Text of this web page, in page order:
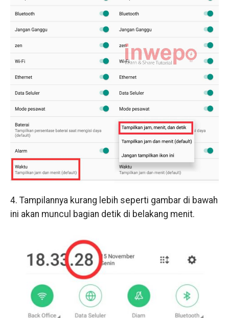
4. Tampilannya kurang lebih seperti gambar di bawah
ini akan muncul bagian detik di belakang menit.